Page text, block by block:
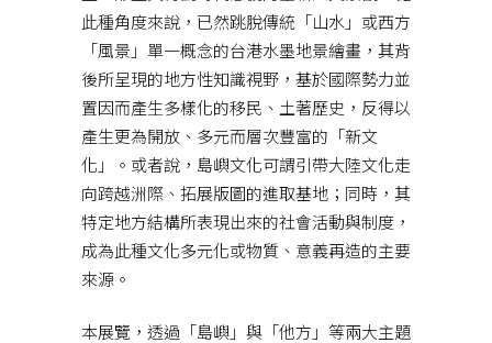
此種角度來說，已然跳脫傳統「山水」或西方
「風景」單一概念的台港水墨地景繪畫，其背
後所呈現的地方性知識視野，基於國際勢力並
置因而產生多樣化的移民、土著歷史，反得以
產生更為開放、多元而層次豐富的「新文
化」。或者說，島嶼文化可謂引帶大陸文化走
向跨越洲際、拓展版圖的進取基地；同時，其
特定地方結構所表現出來的社會活動與制度，
成為此種文化多元化或物質、意義再造的主要
來源。
本展覽，透過「島嶼」與「他方」等兩大主題